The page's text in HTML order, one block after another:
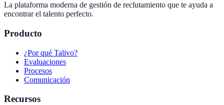
La plataforma moderna de gestión de reclutamiento que te ayuda a
encontrar el talento perfecto.
Producto
¿Por qué Talivo?
Evaluaciones
Procesos
Comunicación
Recursos